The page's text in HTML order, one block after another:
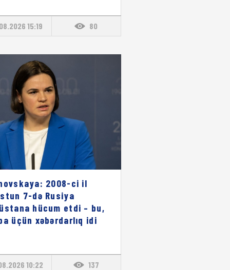
15:19 80
2008-ci il
7-də Rusiya
hücum etdi – bu,
üçün xəbərdarlıq idi
10:22 137